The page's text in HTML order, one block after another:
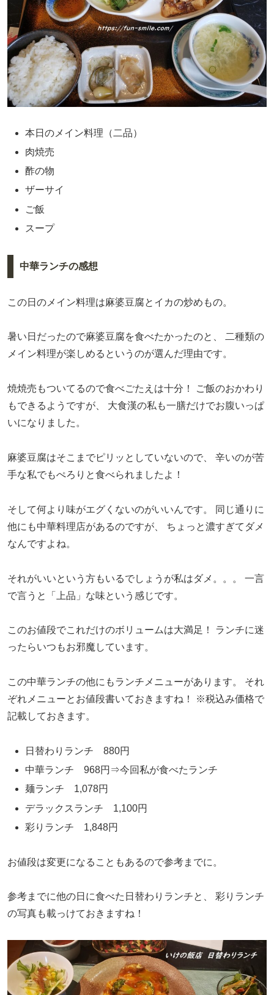
本日のメイン料理（二品）
肉焼売
酢の物
ザーサイ
ご飯
スープ
中華ランチの感想
この日のメイン料理は麻婆豆腐とイカの炒めもの。
暑い日だったので麻婆豆腐を食べたかったのと、
二種類の
メイン料理が楽しめるというのが選んだ理由です。
焼焼売もついてるので食べごたえは十分！
ご飯のおかわり
もできるようですが、
大食漢の私も一膳だけでお腹いっぱ
いになりました。
麻婆豆腐はそこまでピリッとしていないので、
辛いのが苦
手な私でもぺろりと食べられましたよ！
そして何より味がエグくないのがいいんです。
同じ通りに
他にも中華料理店があるのですが、
ちょっと濃すぎてダメ
なんですよね。
それがいいという方もいるでしょうが私はダメ。。。
一言
で言うと「上品」な味という感じです。
このお値段でこれだけのボリュームは大満足！
ランチに迷
ったらいつもお邪魔しています。
この中華ランチの他にもランチメニューがあります。
それ
ぞれメニューとお値段書いておきますね！
※税込み価格で
記載しておきます。
日替わりランチ 880円
中華ランチ 968円⇒今回私が食べたランチ
麺ランチ 1,078円
デラックスランチ 1,100円
彩りランチ 1,848円
お値段は変更になることもあるので参考までに。
参考までに他の日に食べた日替わりランチと、
彩りランチ
の写真も載っけておきますね！